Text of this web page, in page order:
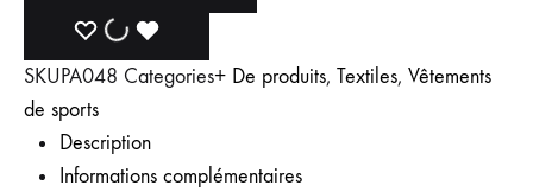
SKUPA048 Categories+ De produits, Textiles, Vêtements
de sports
Description
Informations complémentaires